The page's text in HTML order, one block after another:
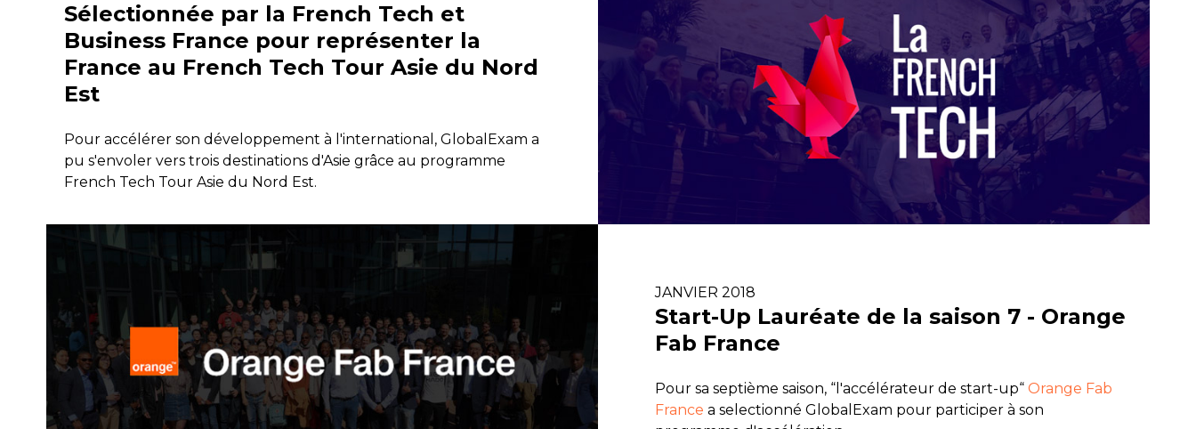
Sélectionnée par la French Tech et
Business France pour représenter la
France au French Tech Tour Asie du Nord
Est
Pour accélérer son développement à l'international, GlobalExam a
pu s'envoler vers trois destinations d'Asie grâce au programme
French Tech Tour Asie du Nord Est.
JANVIER 2018
Start-Up Lauréate de la saison 7 - Orange
Fab France
Pour sa septième saison, “l'accélérateur de start-up“ Orange Fab
France a selectionné GlobalExam pour participer à son